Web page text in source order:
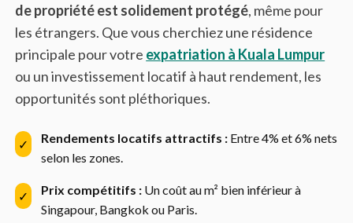
de propriété est solidement protégé, même pour
les étrangers. Que vous cherchiez une résidence
principale pour votre expatriation à Kuala Lumpur
ou un investissement locatif à haut rendement, les
opportunités sont pléthoriques.
✓ Rendements locatifs attractifs : Entre 4% et 6% nets
selon les zones.
✓ Prix compétitifs : Un coût au m² bien inférieur à
Singapour, Bangkok ou Paris.